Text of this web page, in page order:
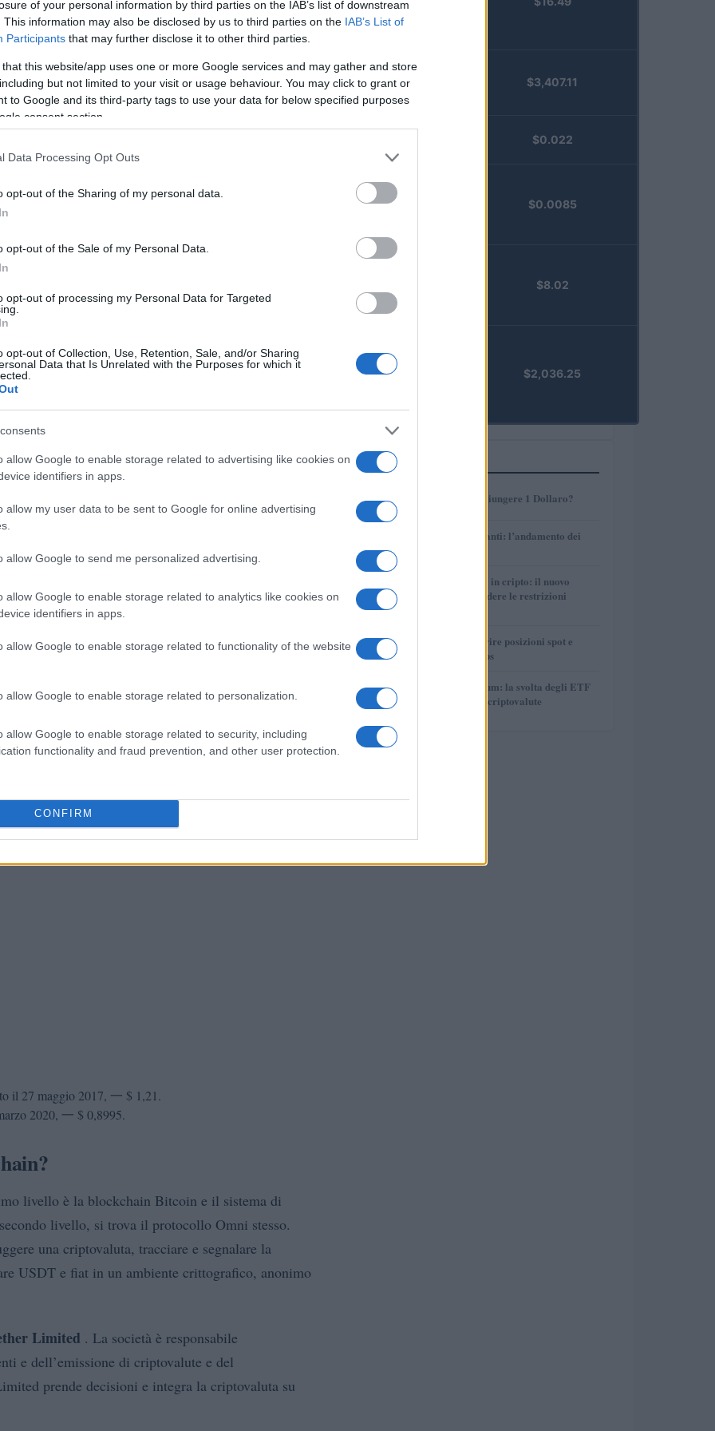
of your personal information by third parties on the IAB’s list of downstream
This information may also be disclosed by us to third parties on the IAB’s List of
Participants that may further disclose it to other third parties.
that this website/app uses one or more Google services and may gather and store
but not limited to your visit or usage behaviour. You may click to grant or
to Google and its third-party tags to use your data for below specified purposes
consent section.
Data Processing Opt Outs
opt-out of the Sharing of my personal data.
opt-out of the Sale of my Personal Data.
opt-out of processing my Personal Data for Targeted
opt-out of Collection, Use, Retention, Sale, and/or Sharing
Data that Is Unrelated with the Purposes for which it
allow Google to enable storage related to advertising like cookies on
identifiers in apps.
allow my user data to be sent to Google for online advertising
allow Google to send me personalized advertising.
allow Google to enable storage related to analytics like cookies on
identifiers in apps.
allow Google to enable storage related to functionality of the website
allow Google to enable storage related to personalization.
allow Google to enable storage related to security, including
functionality and fraud prevention, and other user protection.
CONFIRM
e cos’è la criptovaluta Tether? Scopriamolo con
al dollaro USA. Confrontando con il tasso
state deviazioni nella storia della criptovaluta
liquidità e copertura rispetto alla volatilità del
il suo valore è protetto. Ecco perché lo
aveva un massimo e un minimo storici. Il
di scambi di criptovalute, in cui il prezzo di una
di mercato. Siamo lieti di offrirti il nostro servizio nel
Controlla i nostri tassi incrociati e trova il
per capitalizzazione di mercato. La
di $ 25.383.264.185. Il prezzo di un token è
il 27 maggio 2017, 一 $ 1,21.
2020, 一 $ 0,8995.
livello è la blockchain Bitcoin e il sistema di
livello, si trova il protocollo Omni stesso.
una criptovaluta, tracciare e segnalare la
USDT e fiat in un ambiente crittografico, anonimo
Limited . La società è responsabile
e dell’emissione di criptovalute e del
prende decisioni e integra la criptovaluta su
Injective
Vested XOR
(VXOR)
$3,407.11
$0.022
$0.0085
$8.02
PRIME)
$2,036.25
PIÙ LETTI
1 AMP: Potrà Raggiungere 1 Dollaro?
Petrolio e carburanti: l’andamento dei
3
Finanza parallela in cripto: il nuovo
strumento per eludere le restrizioni
4
Strategie per coprire posizioni spot e
volatilità con perps
5
Bitcoin vs Ethereum: la svolta degli ETF
nel mercato delle criptovalute